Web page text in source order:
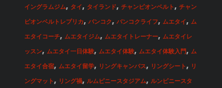
イングラムジム, タイ, タイランド, チャンピオンベルト , チャン
ピオンベルトレプリカ, バンコク, バンコクライフ, ムエタイ, ム
エタイコーチ, ムエタイジム, ムエタイトレーナー, ムエタイレ
ッスン, ムエタイ一日体験, ムエタイ体験, ムエタイ体験入門 , ム
エタイ合宿, ムエタイ留学, リングキャンバス, リングシート , リ
ングマット , リング禍, ルムピニースタジアム, ルンピニースタ